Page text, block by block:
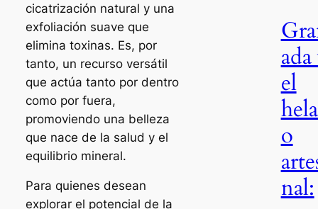
cicatrización natural y una
exfoliación suave que
elimina toxinas. Es, por
tanto, un recurso versátil
que actúa tanto por dentro
como por fuera,
promoviendo una belleza
que nace de la salud y el
equilibrio mineral.
Para quienes desean
explorar el potencial de la
el
o
nal: